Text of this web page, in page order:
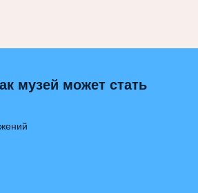
музей может стать